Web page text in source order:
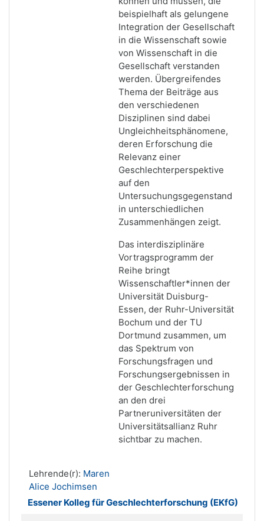
beispielhaft als gelungene
Integration der Gesellschaft
in die Wissenschaft sowie
von Wissenschaft in die
Gesellschaft verstanden
werden. Übergreifendes
Thema der Beiträge aus
den verschiedenen
Disziplinen sind dabei
Ungleichheitsphänomene,
deren Erforschung die
Relevanz einer
Geschlechterperspektive
auf den
Untersuchungsgegenstand
in unterschiedlichen
Zusammenhängen zeigt.
Das interdisziplinäre
Vortragsprogramm der
Reihe bringt
Wissenschaftler*innen der
Universität Duisburg-
Essen, der Ruhr-Universität
Bochum und der TU
Dortmund zusammen, um
das Spektrum von
Forschungsfragen und
Forschungsergebnissen in
der Geschlechterforschung
an den drei
Partneruniversitäten der
Universitätsallianz Ruhr
sichtbar zu machen.
Lehrende(r): Maren
Alice Jochimsen
Essener Kolleg für Geschlechterforschung (EKfG)